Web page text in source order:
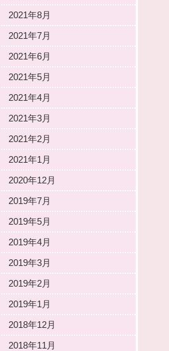
2021年8月
2021年7月
2021年6月
2021年5月
2021年4月
2021年3月
2021年2月
2021年1月
2020年12月
2019年7月
2019年5月
2019年4月
2019年3月
2019年2月
2019年1月
2018年12月
2018年11月